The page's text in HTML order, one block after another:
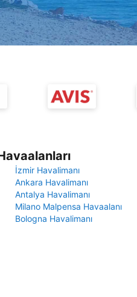
İzmir Havalimanı
Ankara Havalimanı
Antalya Havalimanı
Milano Malpensa Havaalanı
Bologna Havalimanı